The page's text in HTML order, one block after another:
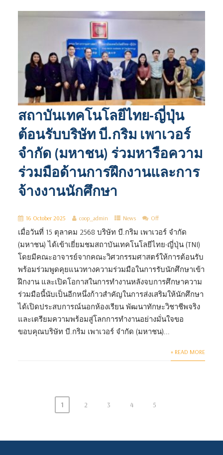
สถาบันเทคโนโลยีไทย-ญี่ปุ่น
ต้อนรับบริษัท บี.กริม เพาเวอร์
จำกัด (มหาชน) ร่วมหารือความ
ร่วมมือด้านการฝึกงานและการ
จ้างงานนักศึกษา
16 October 2025 coop_admin News Off
เมื่อวันที่ 15 ตุลาคม 2568 บริษัท บี.กริม เพาเวอร์ จำกัด
(มหาชน) ได้เข้าเยี่ยมชมสถาบันเทคโนโลยีไทย-ญี่ปุ่น (TNI)
โดยมีคณะอาจารย์จากคณะวิศวกรรมศาสตร์ให้การต้อนรับ
พร้อมร่วมพูดคุยแนวทางความร่วมมือในการรับนักศึกษาเข้า
ฝึกงาน และเปิดโอกาสในการทำงานหลังจบการศึกษา‎ความ
ร่วมมือนี้นับเป็นอีกหนึ่งก้าวสำคัญในการส่งเสริมให้นักศึกษา
ได้เปิดประสบการณ์นอกห้องเรียน พัฒนาทักษะวิชาชีพจริง
และเตรียมความพร้อมสู่โลกการทำงานอย่างมั่นใจ‎ขอ
ขอบคุณบริษัท บี.กริม เพาเวอร์ จำกัด (มหาชน)...
+ READ MORE
1 2 3 4 5